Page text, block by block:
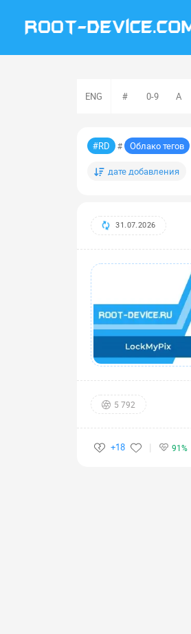
ENG # 0-9 А
#RD # Облако тегов
дате добавления
31.07.2026
5 792
+18 91%